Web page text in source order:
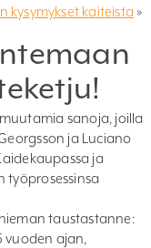
kysymykset kaiteista »
sanoja, joilla
ja Luciano
ja
työprosessinsa
taustastanne:
vuoden ajan,